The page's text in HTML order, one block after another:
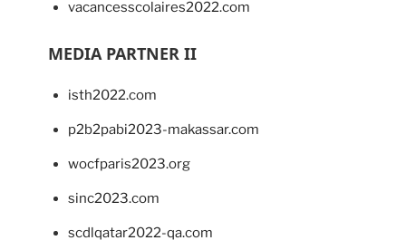
vacancesscolaires2022.com
MEDIA PARTNER II
isth2022.com
p2b2pabi2023-makassar.com
wocfparis2023.org
sinc2023.com
scdlqatar2022-qa.com